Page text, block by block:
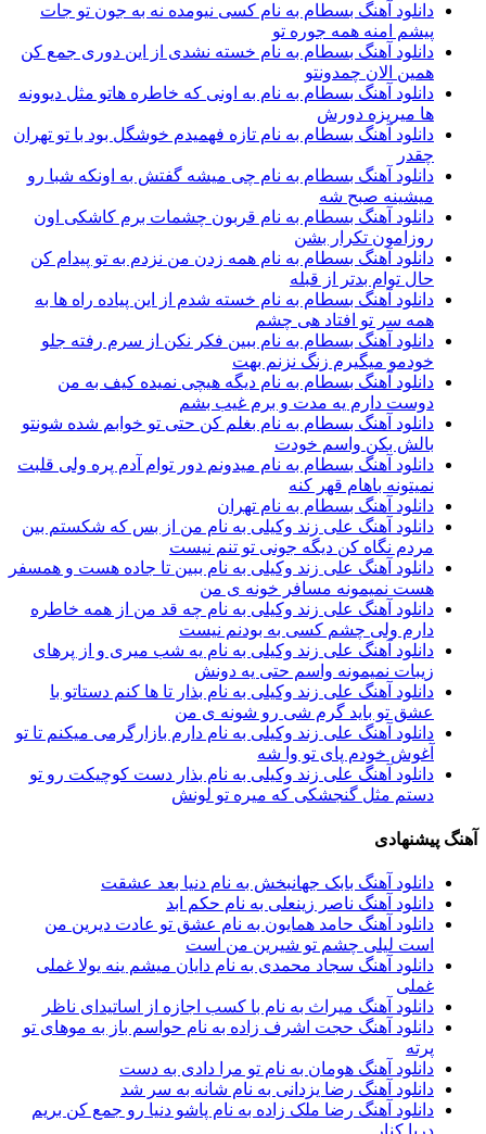
دانلود آهنگ بسطام به نام کسی نیومده نه به جون تو جات
پیشم امنه همه جوره تو
دانلود آهنگ بسطام به نام خسته نشدی از این دوری جمع کن
همین الان چمدونتو
دانلود آهنگ بسطام به نام به اونی که خاطره هاتو مثل دیوونه
ها میریزه دورش
دانلود آهنگ بسطام به نام تازه فهمیدم خوشگل بود با تو تهران
چقدر
دانلود آهنگ بسطام به نام چی میشه گفتش به اونکه شبا رو
میشینه صبح شه
دانلود آهنگ بسطام به نام قربون چشمات برم کاشکی اون
روزامون تکرار بشن
دانلود آهنگ بسطام به نام همه زدن من نزدم به تو پیدام کن
حال توام بدتر از قبله
دانلود آهنگ بسطام به نام خسته شدم از این پیاده راه ها به
همه سر تو افتاد هی چشم
دانلود آهنگ بسطام به نام ببین فکر نکن از سرم رفته جلو
خودمو میگیرم زنگ نزنم بهت
دانلود آهنگ بسطام به نام دیگه هیچی نمیده کیف به من
دوست دارم یه مدت و برم غیب بشم
دانلود آهنگ بسطام به نام بغلم کن حتی تو خوابم شده شونتو
بالش بکن واسم خودت
دانلود آهنگ بسطام به نام میدونم دور توام آدم پره ولی قلبت
نمیتونه باهام قهر کنه
دانلود آهنگ بسطام به نام تهران
دانلود آهنگ علی زند وکیلی به نام من از بس كه شكستم بین
مردم نگاه كن دیگه جونى تو تنم نیست
دانلود آهنگ علی زند وکیلی به نام ببین تا جاده هست و همسفر
هست نمیمونه مسافر خونه ی من
دانلود آهنگ علی زند وکیلی به نام چه قد من از همه خاطره
دارم ولی چشم كسی به بودنم نیست
دانلود آهنگ علی زند وکیلی به نام یه شب میرى و از پرهای
زيبات نمیمونه واسم حتی یه دونش
دانلود آهنگ علی زند وکیلی به نام بذار تا ها كنم دستاتو با
عشق تو باید گرم شی رو شونه ى من
دانلود آهنگ علی زند وکیلی به نام دارم بازارگرمی میكنم تا تو
آغوش خودم پای تو وا شه
دانلود آهنگ علی زند وکیلی به نام بذار دست كوچیكت رو تو
دستم مثل گنجشكی كه میره تو لونش
آهنگ پیشنهادی
دانلود آهنگ بابک جهانبخش به نام دنیا بعد عشقت
دانلود آهنگ ناصر زینعلی به نام حکم ابد
دانلود آهنگ حامد همایون به نام عشق تو عادت دیرین من
است لیلی چشم تو شیرین من است
دانلود آهنگ سجاد محمدی به نام دایان میشم ینه یولا غملی
غملی
دانلود آهنگ میراث به نام با کسب اجازه از اساتیدای ناظر
دانلود آهنگ حجت اشرف زاده به نام حواسم باز به موهای تو
پرته
دانلود آهنگ هومان به نام تو مرا دادی به دست
دانلود آهنگ رضا یزدانی به نام شانه به سر شد
دانلود آهنگ رضا ملک زاده به نام پاشو دنیا رو جمع کن بریم
دریا کنار